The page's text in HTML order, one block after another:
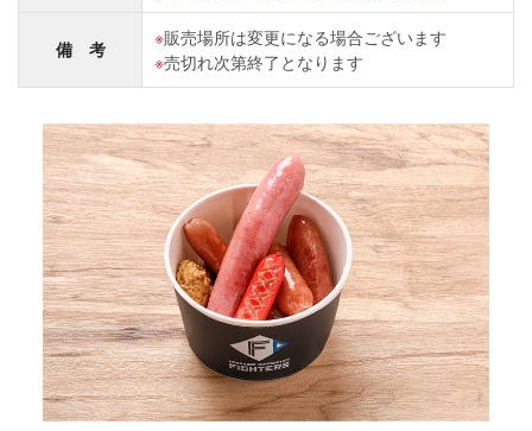
備 考
販売場所は変更になる場合ございます
売切れ次第終了となります